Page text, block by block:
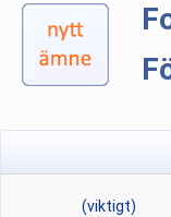
(viktigt)